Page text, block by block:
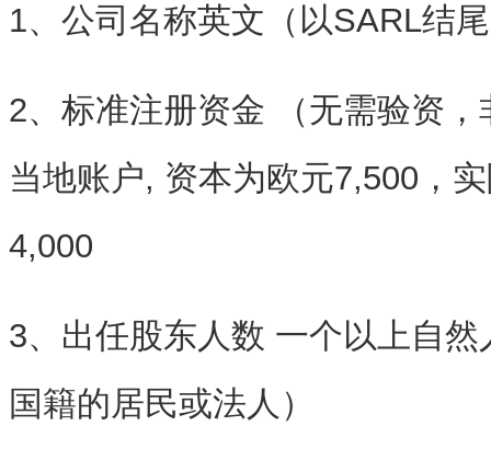
1、公司名称英文（以SARL结
2、标准注册资金 （无需验资
当地账户, 资本为欧元7,500，
4,000
3、出任股东人数 一个以上自
国籍的居民或法人）